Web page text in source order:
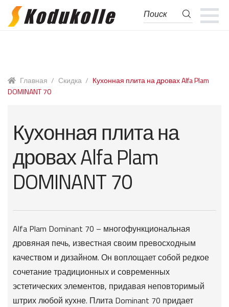
Перейти
Перейти
Поиск:
Поиск
Главная / Скидка / Кухонная плита на дровах Alfa Plam
DOMINANT 70
Кухонная плита на
дровах Alfa Plam
DOMINANT 70
Alfa Plam Dominant 70 – многофункциональная
дровяная печь, известная своим превосходным
качеством и дизайном. Он воплощает собой редкое
сочетание традиционных и современных
эстетических элементов, придавая неповторимый
штрих любой кухне. Плита Dominant 70 придает